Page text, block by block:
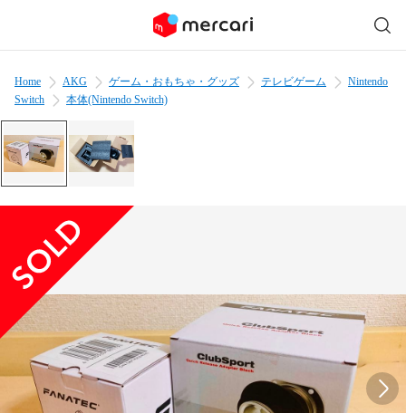
Home AKG ゲーム・おもちゃ・グッズ テレビゲーム
Nintendo
Switch
本体(Nintendo Switch)